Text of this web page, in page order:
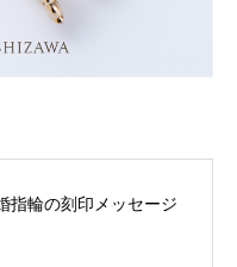
指輪の刻印メッセージ